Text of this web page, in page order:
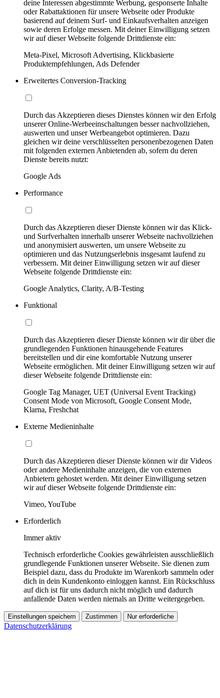
deine Interessen abgestimmte Werbung, gesponserte Inhalte
oder Rabattaktionen für unsere Webseite oder Produkte
basierend auf deinem Surf- und Einkaufsverhalten anzeigen
sowie deren Erfolge messen. Mit deiner Einwilligung setzen
wir auf dieser Webseite folgende Drittdienste ein:
Meta-Pixel, Microsoft Advertising, Klickbasierte
Produktempfehlungen, Ads Defender
Erweitertes Conversion-Tracking
Durch das Akzeptieren dieses Dienstes können wir den Erfolg
unserer Online-Werbeeinschaltungen besser nachvollziehen,
auswerten und unser Werbeangebot optimieren. Dazu
gleichen wir deine verschlüsselten personenbezogenen Daten
mit folgenden externen Anbietenden ab, sofern du deren
Dienste bereits nutzt:
Google Ads
Performance
Durch das Akzeptieren dieser Dienste können wir das Klick-
und Surfverhalten innerhalb unserer Webseite nachvollziehen
und anonymisiert auswerten, um unsere Webseite zu
optimieren und das Nutzungserlebnis insgesamt laufend zu
verbessern. Mit deiner Einwilligung setzen wir auf dieser
Webseite folgende Drittdienste ein:
Google Analytics, Clarity, A/B-Testing
Funktional
Durch das Akzeptieren dieser Dienste können wir dir über die
grundlegenden Funktionen hinausgehende Features
bereitstellen und dir eine komfortable Nutzung unserer
Webseite ermöglichen. Mit deiner Einwilligung setzen wir auf
dieser Webseite folgende Drittdienste ein:
Google Tag Manager, UET (Universal Event Tracking)
Consent Mode von Microsoft, Google Consent Mode,
Klarna, Freshchat
Externe Medieninhalte
Durch das Akzeptieren dieser Dienste können wir dir Videos
oder andere Medieninhalte anzeigen, die von externen
Anbietern gehostet werden. Mit deiner Einwilligung setzen
wir auf dieser Webseite folgende Drittdienste ein:
Vimeo, YouTube
Erforderlich
Immer aktiv
Technisch erforderliche Cookies gewährleisten ausschließlich
grundlegende Funktionen unserer Webseite. Sie dienen zum
Beispiel dazu, dass du Produkte im Warenkorb sammeln oder
dich in dein Kundenkonto einloggen kannst. Ein Rückschluss
auf dich ist für uns dadurch nicht möglich und dadurch
anfallende Daten werden niemals an Dritte weitergegeben.
Einstellungen speichern Zustimmen Nur erforderliche
Datenschutzerklärung